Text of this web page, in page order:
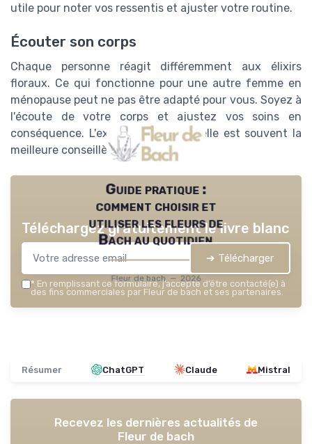
utile pour noter vos ressentis et ajuster votre routine.
Écouter son corps
Chaque personne réagit différemment aux élixirs
floraux. Ce qui fonctionne pour une autre femme en
ménopause peut ne pas être adapté pour vous. Soyez à
l'écoute de votre corps et ajustez vos soins en
conséquence. L'expérience personnelle est souvent la
meilleure conseillère.
Guide pratique :
comment choisir et
utiliser les fleurs de
Bach au quotidien
Fleur de bach — 2026
Téléchargez gratuitement le livre blanc
➔ Télécharger
* En remplissant ce formulaire, j’accepte d’être contacté(e) à
des fins commerciales par Fleur de bach et ses partenaires.
Résumer ChatGPT Claude Mistral
Recevez les dernières actualités de
Fleur de bach